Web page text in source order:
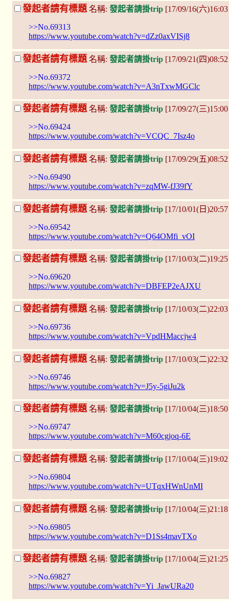
發起者請有標題 名稱: 發起者請掛trip [17/09/16(六
>>No.69313
https://www.youtube.com/watch?v=dZz0axVISj8
發起者請有標題 名稱: 發起者請掛trip [17/09/21(四
>>No.69372
https://www.youtube.com/watch?v=A3nTxwMGClc
發起者請有標題名稱: 發起者請掛trip [17/09/27(三
>>No.69424
https://www.youtube.com/watch?v=VCQC_7Isz4o
發起者請有標題 名稱: 發起者請掛trip [17/09/29(五
>>No.69490
https://www.youtube.com/watch?v=zqMW-fJ39fY
發起者請有標題 名稱: 發起者請掛trip [17/10/01(日
>>No.69542
https://www.youtube.com/watch?v=Q64OMfi_vOI
發起者請有標題名稱: 發起者請掛trip [17/10/03(二
>>No.69620
https://www.youtube.com/watch?v=DBFEP2eAJXU
發起者請有標題 名稱: 發起者請掛trip [17/10/03(二
>>No.69736
https://www.youtube.com/watch?v=VpdHMaccjw4
發起者請有標題 名稱: 發起者請掛trip [17/10/03(二
>>No.69746
https://www.youtube.com/watch?v=J5y-5giJu2k
發起者請有標題名稱: 發起者請掛trip [17/10/04(三
>>No.69747
https://www.youtube.com/watch?v=M60cgjoq-6E
發起者請有標題 名稱: 發起者請掛trip [17/10/04(三
>>No.69804
https://www.youtube.com/watch?v=UTqxHWnUnMI
發起者請有標題 名稱: 發起者請掛trip [17/10/04(三
>>No.69805
https://www.youtube.com/watch?v=D1Ss4mavTXo
發起者請有標題名稱: 發起者請掛trip [17/10/04(三
>>No.69827
https://www.youtube.com/watch?v=Yi_JawURa20